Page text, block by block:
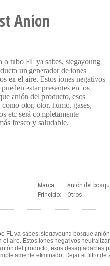
Anion
tubo FL ya sabes, stegayoung
un generador de iones
en el aire. Estos iones negativos
estar presentes en los
anión del producto, esos
olor, olor, humo, gases,
etc será completamente
fresco y saludable.
Marca:
Anión del
Principio: Otros
FL ya sabes, stegayoung bosque
aire. Estos iones negativos
del producto, esos desagradables
eliminado, Dejar el filtro de